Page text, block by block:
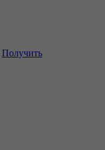
Получить